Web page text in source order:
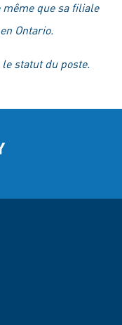
même que sa filiale
Ontario.
statut du poste.